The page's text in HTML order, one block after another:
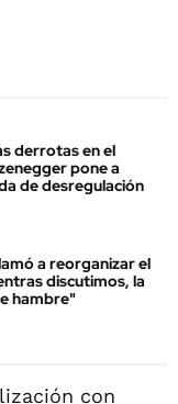
derrotas en el
pone a
de desregulación
a reorganizar el
discutimos, la
hambre"
con